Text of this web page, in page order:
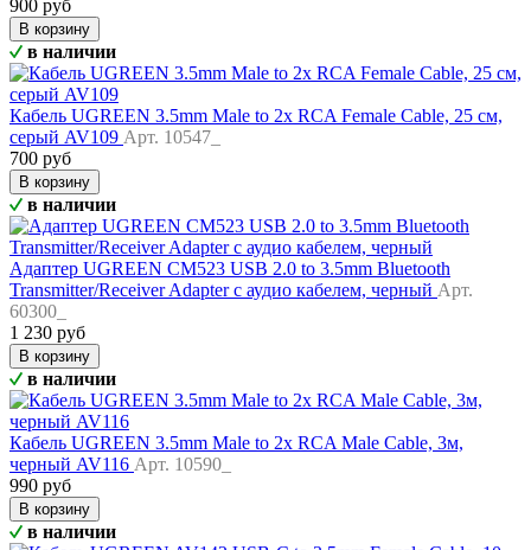
900 руб
В корзину
в наличии
Кабель UGREEN 3.5mm Male to 2x RCA Female Cable, 25 см,
серый AV109 Арт. 10547_
700 руб
В корзину
в наличии
Адаптер UGREEN CM523 USB 2.0 to 3.5mm Bluetooth
Transmitter/Receiver Adapter с аудио кабелем, черный Арт.
60300_
1 230 руб
В корзину
в наличии
Кабель UGREEN 3.5mm Male to 2x RCA Male Cable, 3м,
черный AV116 Арт. 10590_
990 руб
В корзину
в наличии